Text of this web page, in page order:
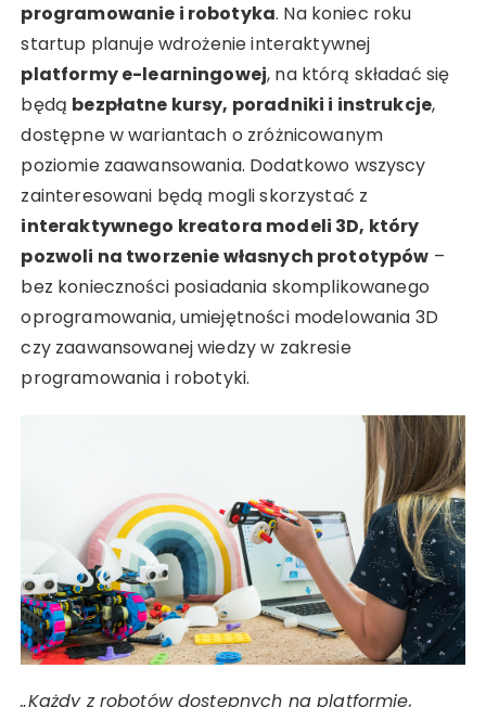
programowanie i robotyka. Na koniec roku
startup planuje wdrożenie interaktywnej
platformy e-learningowej, na którą składać się
będą bezpłatne kursy, poradniki i instrukcje,
dostępne w wariantach o zróżnicowanym
poziomie zaawansowania. Dodatkowo wszyscy
zainteresowani będą mogli skorzystać z
interaktywnego kreatora modeli 3D, który
pozwoli na tworzenie własnych prototypów –
bez konieczności posiadania skomplikowanego
oprogramowania, umiejętności modelowania 3D
czy zaawansowanej wiedzy w zakresie
programowania i robotyki.
„Każdy z robotów dostępnych na platformie,